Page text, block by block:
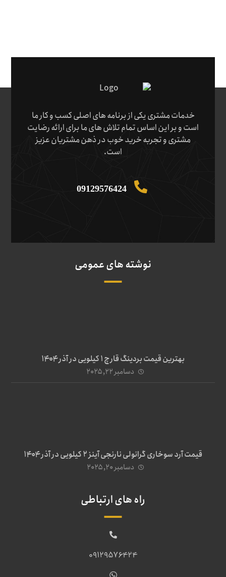
خدمات مشتری یکی از برنامه های اصلی کسب و کار ما
است و بر این اساس تمام تلاش های ما برای ارائه رضایت
مشتری و تجربه خرید خوب در ذهن مشتریان عزیز
است.
09129576424
نوشته های عمومی
بهترین قیمت بردینگ قارچ 1 کیلویی در آذر ۱۴۰۴
دسامبر ۲۲, ۲۰۲۵
قیمت آرد سوخاری گرانولی نارنجی آینز ۲ کیلویی در آذر ۱۴۰۴
دسامبر ۲۰, ۲۰۲۵
راه های ارتباطی
09129576424